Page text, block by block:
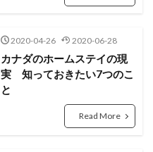
2020-04-26 2020-06-28
カナダのホームステイの現
実 知っておきたい7つのこ
と
Read More